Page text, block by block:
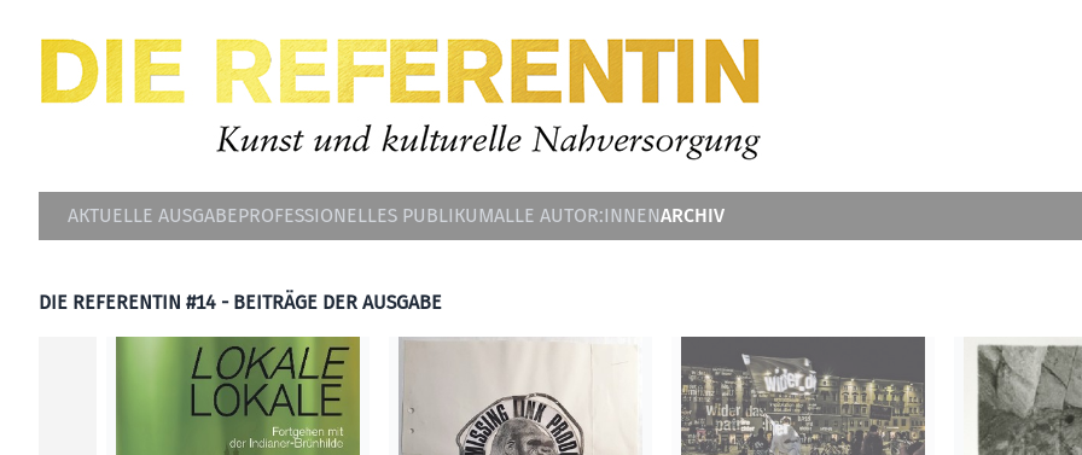
AKTUELLE AUSGABEPROFESSIONELLES PUBLIKUMALLE AUTOR:INNENARCHIV
DIE REFERENTIN #14 - BEITRÄGE DER AUSGABE